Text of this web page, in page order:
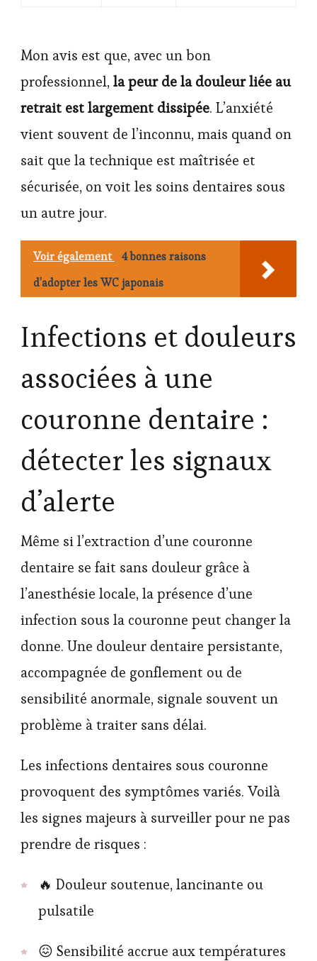
Mon avis est que, avec un bon
professionnel,la peur de la douleur liée au
retrait est largement dissipée. L’anxiété
vient souvent de l’inconnu, mais quand on
sait que la technique est maîtrisée et
sécurisée, on voit les soins dentaires sous
un autre jour.
Voir également
4 bonnes raisons
d’adopter les WC japonais
Infections et douleurs
associées à une
couronne dentaire :
détecter les signaux
d’alerte
Même si l’extraction d’une couronne
dentaire se fait sans douleur grâce à
l’anesthésie locale, la présence d’une
infection sous la couronne peut changer la
donne. Une douleur dentaire persistante,
accompagnée de gonflement ou de
sensibilité anormale, signale souvent un
problème à traiter sans délai.
Les infections dentaires sous couronne
provoquent des symptômes variés. Voilà
les signes majeurs à surveiller pour ne pas
prendre de risques :
🔥 Douleur soutenue, lancinante ou
pulsatile
😖 Sensibilité accrue aux températures